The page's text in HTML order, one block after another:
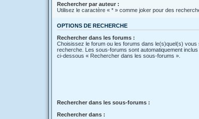
Rechercher par auteur :
Utilisez le caractère « * » comme joker pour des
OPTIONS DE RECHERCHE
Rechercher dans les forums :
Choisissez le forum ou les forums dans le(s)quel(s) vous
recherche. Les sous-forums sont automatiquement
ci-dessous « Rechercher dans les sous-forums ».
Rechercher dans les sous-forums :
Rechercher dans :